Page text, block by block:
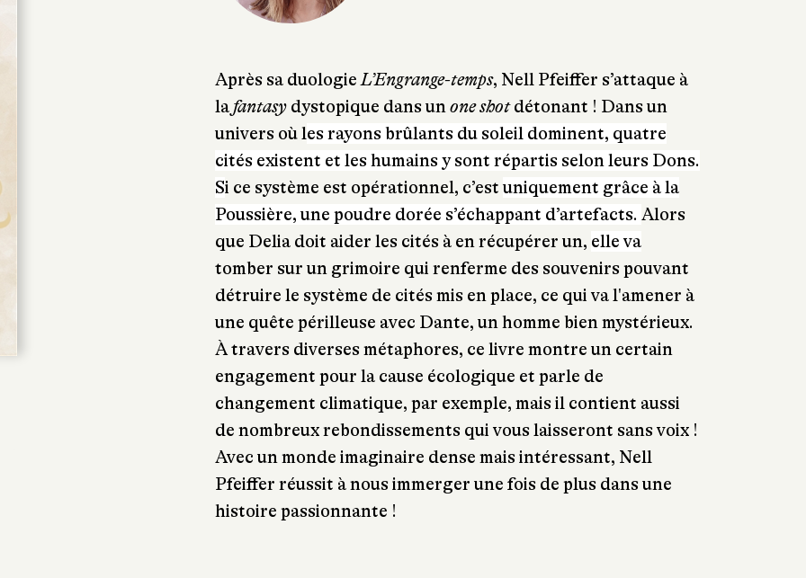
Après sa duologieL’Engrange-temps, Nell Pfeiffer s’attaque à
la fantasy dystopique dans unone shotdétonant ! Dans un
univers où les rayons brûlants du soleil dominent, quatre
cités existent et les humains y sont répartis selon leurs Dons.
Si ce système est opérationnel, c’est uniquement grâce à la
Poussière, une poudre dorée s’échappant d’artefacts. Alors
que Delia doit aider les cités à en récupérer un, elle va
tomber sur un grimoire qui renferme des souvenirs pouvant
détruire le système de cités mis en place, ce qui va l'amener à
une quête périlleuse avec Dante, un homme bien mystérieux.
À travers diverses métaphores, ce livre montre un certain
engagement pour la cause écologique et parle de
changement climatique, par exemple, mais il contient aussi
de nombreux rebondissements qui vous laisseront sans voix !
Avec un monde imaginaire dense mais intéressant, Nell
Pfeiffer réussit à nous immerger une fois de plus dans une
histoire passionnante !